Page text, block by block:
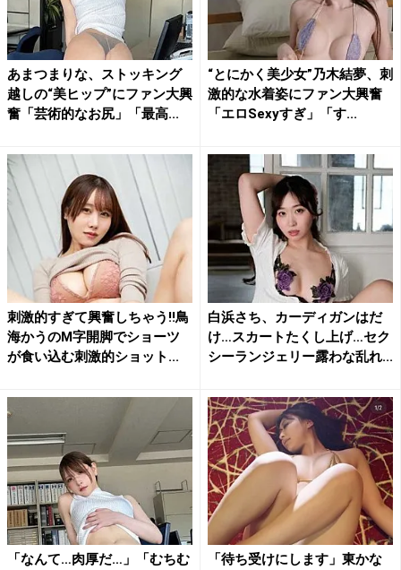
あまつまりな、ストッキング
越しの“美ヒップ”にファン大興
奮「芸術的なお尻」「最高...
“とにかく美少女”乃木結夢、刺
激的な水着姿にファン大興奮
「エロSexyすぎ」「す...
刺激的すぎて興奮しちゃう!!鳥
海かうのM字開脚でショーツ
が食い込む刺激的ショット...
白浜さち、カーディガンはだ
け…スカートたくし上げ…セク
シーランジェリー露わな乱れ...
「なんて…肉厚だ…」「むちむ
「待ち受けにします」東かな